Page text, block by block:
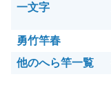
一文字
勇竹竿春
他のへら竿一覧